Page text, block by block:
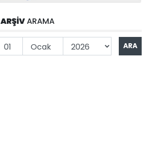
ARŞİVARAMA